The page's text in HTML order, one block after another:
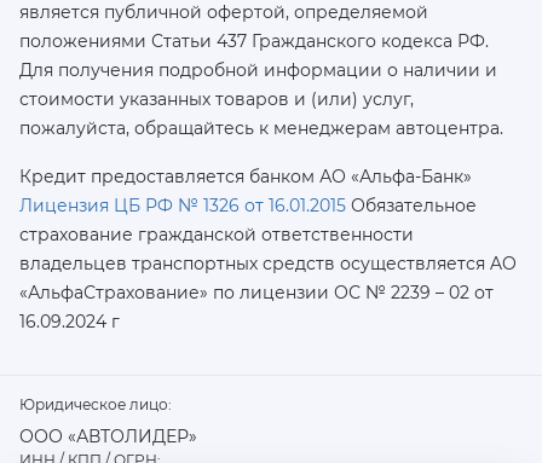
является публичной офертой, определяемой
положениями Статьи 437 Гражданского кодекса РФ.
Для получения подробной информации о наличии и
стоимости указанных товаров и (или) услуг,
пожалуйста, обращайтесь к менеджерам автоцентра.
Кредит предоставляется банком АО «Альфа-Банк»
Лицензия ЦБ РФ № 1326 от 16.01.2015 Обязательное
страхование гражданской ответственности
владельцев транспортных средств осуществляется AO
«АльфаСтрахование» по лицензии ОС № 2239 – 02 от
16.09.2024 г
Юридическое лицо:
ООО «АВТОЛИДЕР»